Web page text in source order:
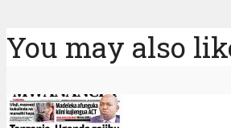
You may also